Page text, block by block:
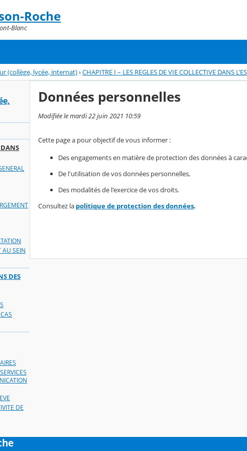
Roche
Blanc
(collège, lycée, internat)›CHAPITRE I – LES REGLES DE VIE COLLECTIVE DANS
DANS
AU SEIN
DES
DE
Données personnelles
Modifiée le mardi 22 juin 2021 10:59
Cette page a pour objectif de vous informer :
Des engagements en matière de protection des données à
De l'utilisation de vos données personnelles,
Des modalités de l'exercice de vos droits.
Consultez la politique de protection des données.